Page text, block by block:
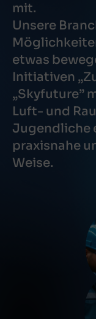
mit.
Unsere
etwas
Initiativen
„Skyfuture”
Luft- und
Jugendliche
praxisnahe
Weise.